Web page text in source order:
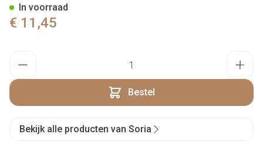
€ 11,45
Bestel
In voorraad
Bekijk alle producten van Soria